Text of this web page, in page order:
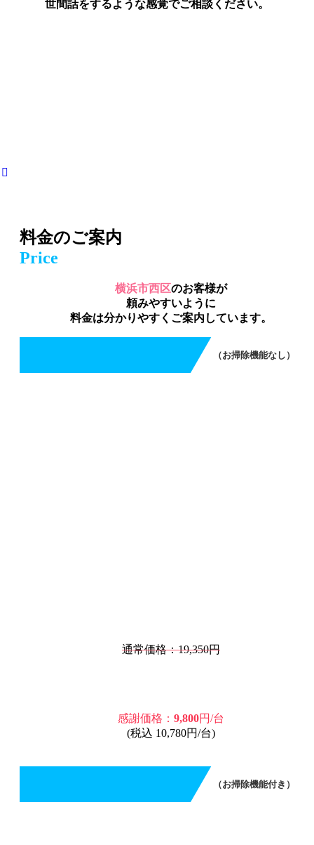
世間話をするような感覚でご相談ください。
料金のご案内
Price
横浜市西区のお客様が
頼みやすいように
料金は分かりやすくご案内しています。
エアコンクリーニング（お掃除機能なし）
（お掃除機能なし）
通常価格：19,350円
感謝価格： 9,800円/台
(税込 10,780円/台)
エアコンクリーニング（お掃除機能付き）
（お掃除機能付き）